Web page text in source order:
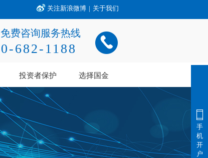
关注新浪微博 | 关于我们
费咨询服务热线
682-1188
投资者保护 选择国金
手
机
开
户